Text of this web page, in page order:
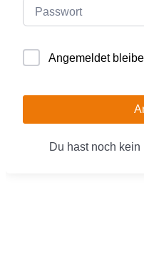
Angemeldet
Du hast noch kein